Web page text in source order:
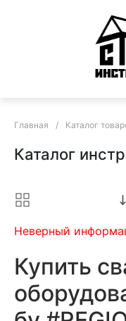
Главная / Каталог
Каталог
Неверный
Купить